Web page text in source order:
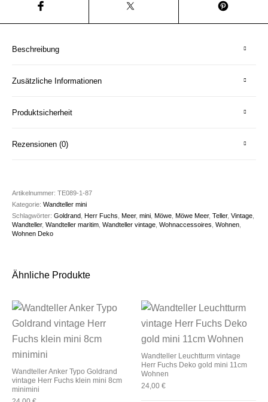
Beschreibung
Zusätzliche Informationen
Produktsicherheit
Rezensionen (0)
Artikelnummer:TE089-1-87
Kategorie:Wandteller mini
Schlagwörter:Goldrand Herr Fuchs Meer,mini Möwe Möwe Meer,Teller,Vintage
Wandteller,Wandteller maritim ,Wandteller vintage ,Wohnaccessoires ,Wohnen
Wohnen Deko
Ähnliche Produkte
Wandteller Anker Typo Goldrand
vintage Herr Fuchs klein mini 8cm
minimini
Wandteller Leuchtturm vintage
Herr Fuchs Deko gold mini 11cm
Wohnen
24,00 €